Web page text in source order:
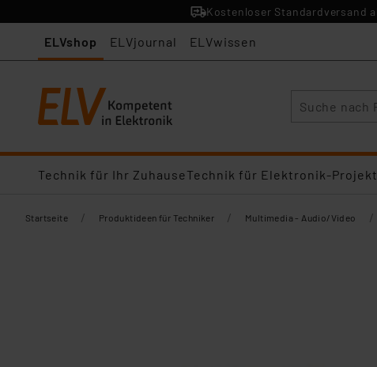
Kostenloser Standardversand
ELVshop ELVjournal ELVwissen
Technik für Ihr ZuhauseTechnik für Elektronik-
Startseite / Produktideen für Techniker / Multimedia - Audio/Video /